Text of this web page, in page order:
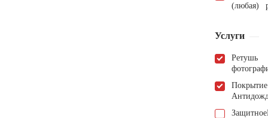
(любая)
Услуги
Ретушь
Покрытие
Защитное